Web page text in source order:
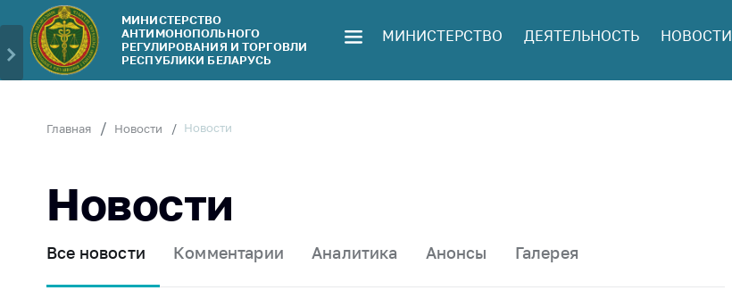
Министерство
Руководство
Министерства
Законодательство
Антикоррупционная
деятельность
Обратиться в МАРТ
Личный прием
Сообщить о росте
МИНИСТЕРСТВО
АНТИМОНОПОЛЬНОГО
РЕГУЛИРОВАНИЯ И ТОРГОВЛИ
РЕСПУБЛИКИ БЕЛАРУСЬ
МИНИСТЕРСТВО ДЕЯТЕЛЬНОСТЬ НОВОСТИ
Главная Новости Новости
Новости
Все новости Комментарии Аналитика Анонсы Галерея